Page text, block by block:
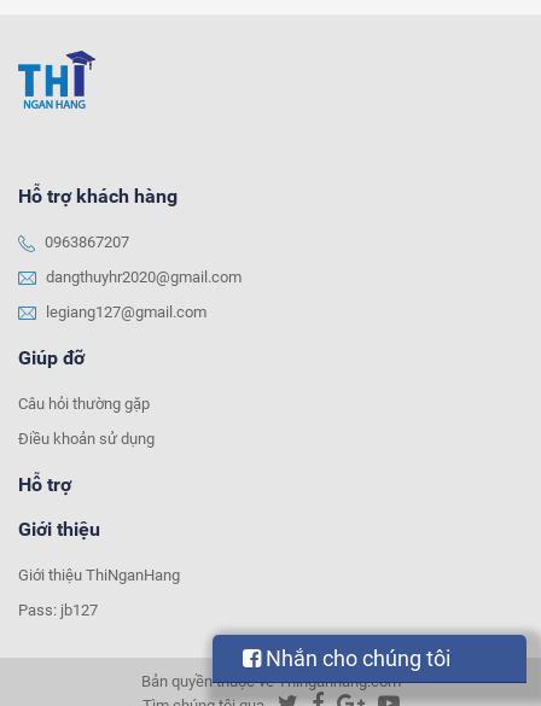
Hỗ trợ khách hàng
0963867207
dangthuyhr2020@gmail.com
legiang127@gmail.com
Giúp đỡ
Câu hỏi thường gặp
Điều khoản sử dụng
Hỗ trợ
Giới thiệu
Giới thiệu ThiNganHang
Pass: jb127
Bản quyền thuộc về Thinganhang.com
Nhắn cho chúng tôi